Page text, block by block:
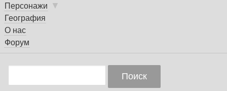
Персонажи ▼
География
О нас
Форум